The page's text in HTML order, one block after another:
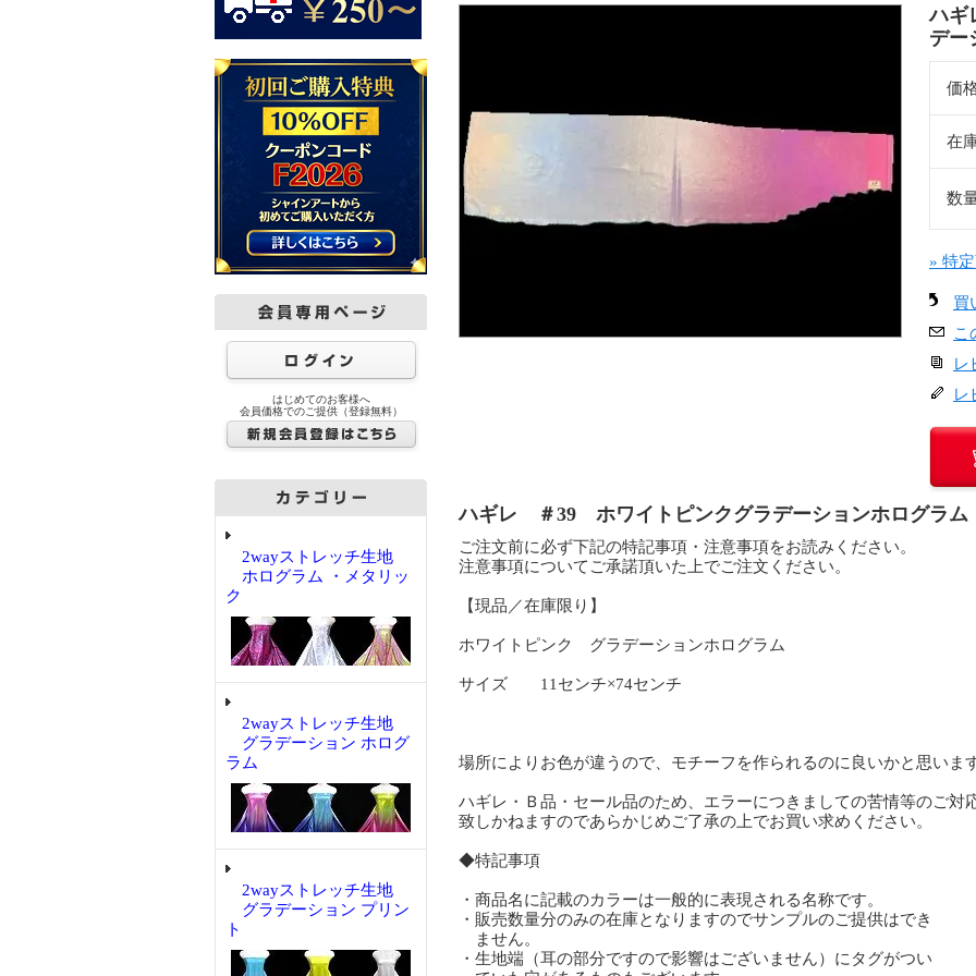
はじめてのお客様へ
会員価格でのご提供（登録無料）
2wayストレッチ生地
ホログラム ・メタリッ
ク
2wayストレッチ生地
グラデーション ホログ
ラム
2wayストレッチ生地
グラデーション プリン
ト
ハギ
デー
価
在
数
» 特
買
こ
レ
レ
ハギレ ＃39 ホワイトピンクグラデーションホログラム
ご注文前に必ず下記の特記事項・注意事項をお読みください。
注意事項についてご承諾頂いた上でご注文ください。
【現品／在庫限り】
ホワイトピンク グラデーションホログラム
サイズ 11センチ×74センチ
場所によりお色が違うので、モチーフを作られるのに良いかと思います
ハギレ・Ｂ品・セール品のため、エラーにつきましての苦情等のご対
致しかねますのであらかじめご了承の上でお買い求めください。
◆特記事項
・商品名に記載のカラーは一般的に表現される名称です。
・販売数量分のみの在庫となりますのでサンプルのご提供はでき
ません。
・生地端（耳の部分ですので影響はございません）にタグがつい